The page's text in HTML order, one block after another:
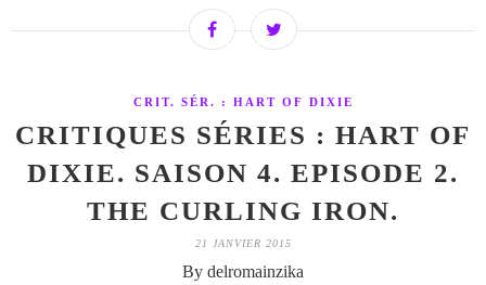
CRIT. SÉR. : HART OF DIXIE
CRITIQUES SÉRIES : HART OF
DIXIE. SAISON 4. EPISODE 2.
THE CURLING IRON.
21 JANVIER 2015
By delromainzika